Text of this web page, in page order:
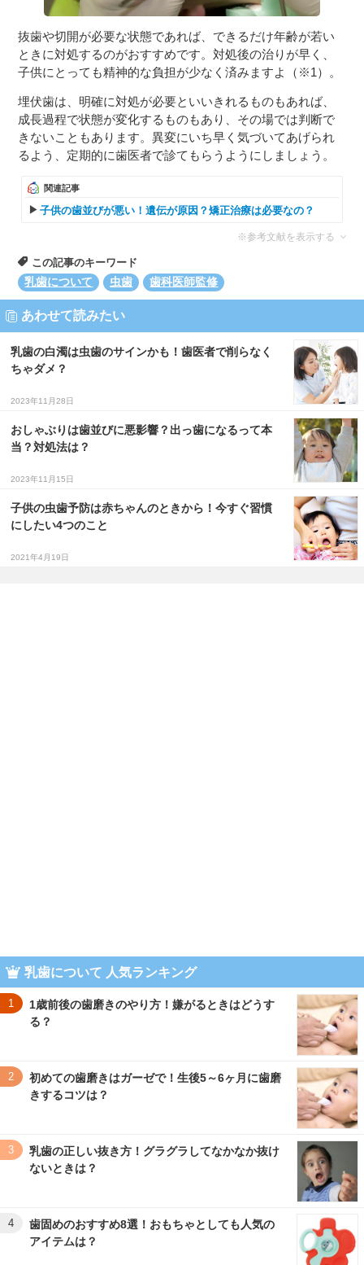
抜歯や切開が必要な状態であれば、できるだけ年齢が若い
ときに対処するのがおすすめです。対処後の治りが早く、
子供にとっても精神的な負担が少なく済みますよ（※1）。
埋伏歯は、明確に対処が必要といいきれるものもあれば、
成長過程で状態が変化するものもあり、その場では判断で
きないこともあります。異変にいち早く気づいてあげられ
るよう、定期的に歯医者で診てもらうようにしましょう。
関連記事
子供の歯並びが悪い！遺伝が原因？矯正治療は必要なの？
※参考文献を表示する
この記事のキーワード
乳歯について
虫歯 歯科医師監修
あわせて読みたい
乳歯の白濁は虫歯のサインかも！歯医者で削らなく
ちゃダメ？
2023年11月28日
おしゃぶりは歯並びに悪影響？出っ歯になるって本
当？対処法は？
2023年11月15日
子供の虫歯予防は赤ちゃんのときから！今すぐ習慣
にしたい4つのこと
2021年4月19日
乳歯について 人気ランキング
1
1歳前後の歯磨きのやり方！嫌がるときはどうす
る？
2
初めての歯磨きはガーゼで！生後5～6ヶ月に歯磨
きするコツは？
3
乳歯の正しい抜き方！グラグラしてなかなか抜け
ないときは？
4
歯固めのおすすめ8選！おもちゃとしても人気の
アイテムは？